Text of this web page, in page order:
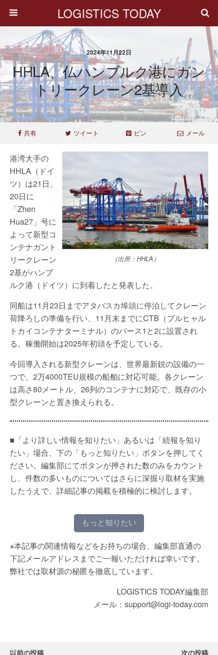
LOGISTICS TODAY
2024年11月22日
HHLA、仏ハンブルク港にガン
トリークレーン2基導入
共有 ツイート ピン メール
（出所：HHLA）
港湾大手の
HHLA（ドイ
ツ）は21日、
20日に
「Zhen
Hua27」号に
よって新型コ
ンテナガント
リークレーン
2基がハンブ
ルク港（ドイツ）に到着したと発表した。
同船は11月23日までアタバスカ埠頭に停泊してクレーン
荷降ろしの準備を行い、11月末までにCTB（ブルヒャル
トカイコンテナターミナル）のバース1と2に設置され
る。稼働開始は2025年初頭を予定している。
今回導入される新型クレーンは、世界最新鋭の設備の一
つで、2万4000TEU規模の船舶に対応可能。各クレーン
は高さ80メートル、26列のコンテナに対応で、既存の小
型クレーンと置き換えられる。
■「より詳しい情報を知りたい」あるいは「続報を知り
たい」場合、下の「もっと知りたい」ボタンを押してく
ださい。編集部にてボタンが押された数のみをカウント
し、件数の多いものについてはさらに深掘り取材を実施
したうえで、詳細記事の掲載を積極的に検討します。
もっと知りたい
※本記事の関連情報などをお持ちの場合、編集部直通の
下記メールアドレスまでご一報いただければ幸いです。
弊社では取材源の秘匿を徹底しています。
LOGISTICS TODAY編集部
メール：support@logi-today.com
以前の投稿 次の投稿